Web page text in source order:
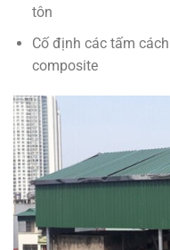
tôn
Cố định các tấm
composite